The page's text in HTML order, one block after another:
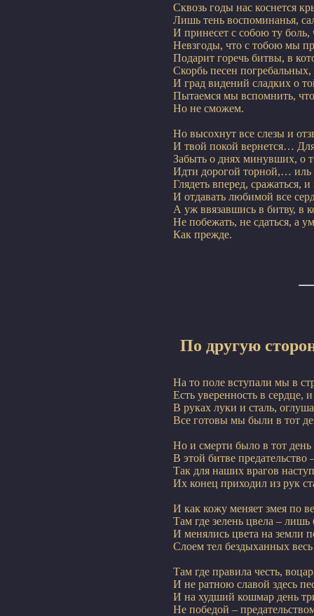
Сквозь годы нас коснется
Лишь тень воспоминанья,
И принесет с собою ту боль,
Невзгоды, что с тобою мы
Подарит горечь битвы, в
Скорбь песен
И град видений сладких о
Пытаемся мы вспомнить,
Но не сможем.
Но высохнут все слезы и
И твой покой вернется…
Забыть о днях минувших, о
Идти дорогой торной,… иль
Глядеть вперед, сражаться,
И отдавать любимой все
А уж ввязавшись в битву, в
Не побежать, не сдаться, а
По другую
На то поле вступали мы в
Есть уверенность в сердце,
В руках луки и сталь,
Все готовы мы были в тот
Но и смерти было в тот день
В этой битве предательство
Так для наших врагов
Их конец приходил из рук
И как кожу меняет змея по
Там где зелень цвела – лишь
И менялись цвета на земли
Слоем тел бездыханных
Там где правила честь,
И не ратною славой здесь
И на худший кошмар день
Не победой –